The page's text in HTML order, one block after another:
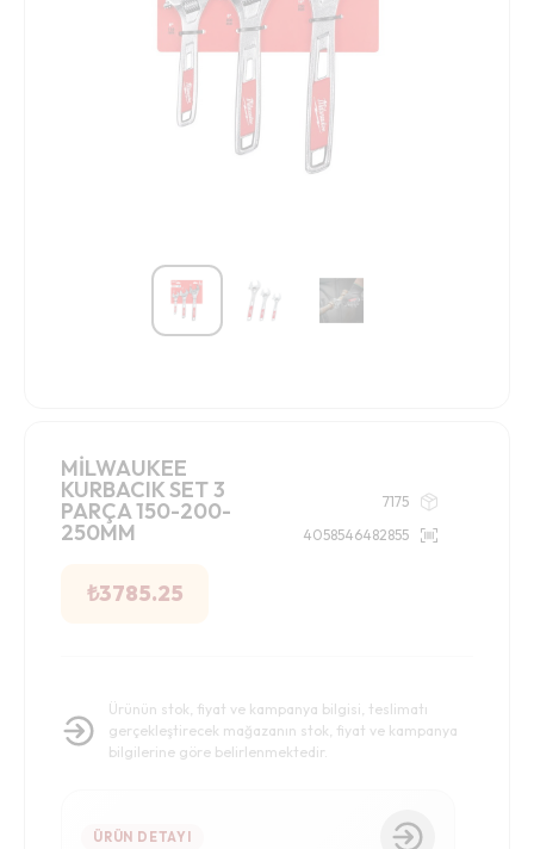
MİLWAUKEE
KURBACIK SET 3
PARÇA 150-200-
250MM
₺3785.25
7175
4058546482855
Ürünün stok, fiyat ve kampanya bilgisi, teslimatı
gerçekleştirecek mağazanın stok, fiyat ve kampanya
bilgilerine göre belirlenmektedir.
ÜRÜN DETAYI